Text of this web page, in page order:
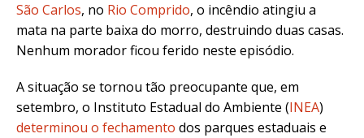
São Carlos, no Rio Comprido, o incêndio atingiu a
mata na parte baixa do morro, destruindo duas casas.
Nenhum morador ficou ferido neste episódio.
A situação se tornou tão preocupante que, em
setembro, o Instituto Estadual do Ambiente (INEA)
determinou o fechamento dos parques estaduais e